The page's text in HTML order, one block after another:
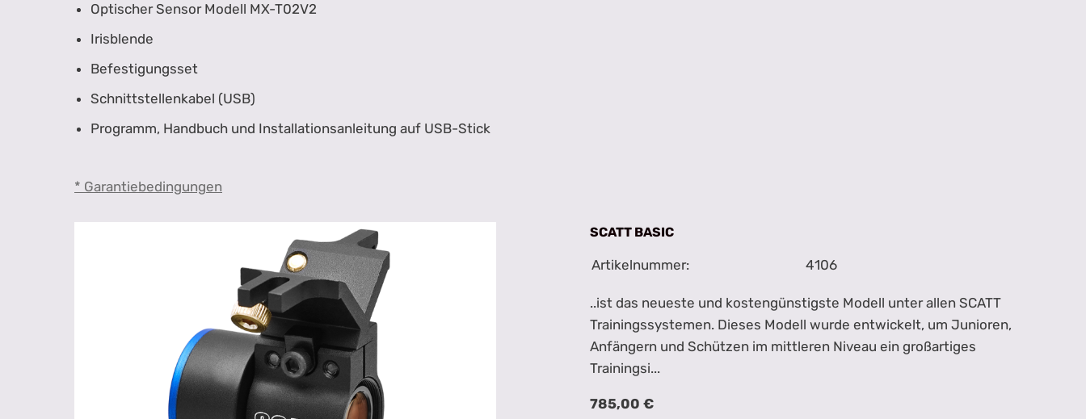
Optischer Sensor Modell MX-T02V2
Irisblende
Befestigungsset
Schnittstellenkabel (USB)
Programm, Handbuch und Installationsanleitung auf USB-Stick
* Garantiebedingungen
SCATT BASIC
Artikelnummer: 4106
..ist das neueste und kostengünstigste Modell unter allen SCATT
Trainingssystemen. Dieses Modell wurde entwickelt, um Junioren,
Anfängern und Schützen im mittleren Niveau ein großartiges
Trainingsi...
785,00 €